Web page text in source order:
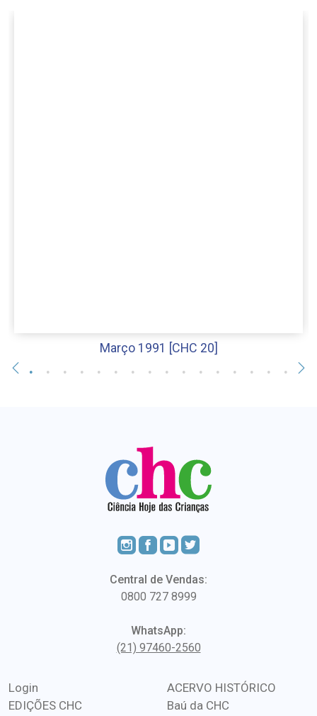
Março 1991 [CHC 20]
Central de Vendas:
0800 727 8999
WhatsApp:
(21) 97460-2560
Login
EDIÇÕES CHC
ACERVO HISTÓRICO
Baú da CHC